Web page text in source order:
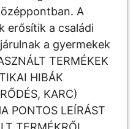
A
erősítik a családi
a gyermekek
TERMÉKEK
HIBÁK
KARC)
PONTOS LEÍRÁST